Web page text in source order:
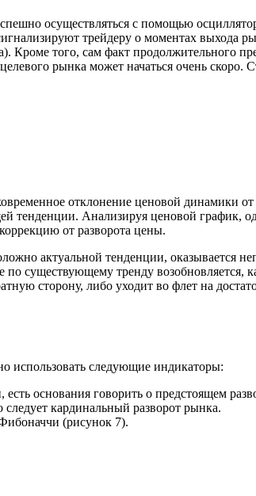
осуществляться с помощью
трейдеру о моментах выхода
Кроме того, сам факт продолжительного
рынка может начаться очень
отклонение ценовой динамики
Анализируя ценовой график,
от разворота цены.
актуальной тенденции, оказывается
существующему тренду возобновляется,
сторону, либо уходит во флет на
использовать следующие индикаторы:
основания говорить о предстоящем
кардинальный разворот рынка.
(рисунок 7).